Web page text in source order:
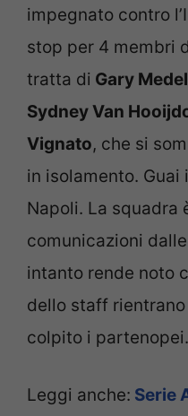
impegnato contro
stop per 4 membri
tratta di Gary
Sydney Van
Vignato, che si
in isolamento.
Napoli. La squadra
comunicazioni
intanto rende noto
dello staff
colpito i partenopei.
Leggi anche: Serie